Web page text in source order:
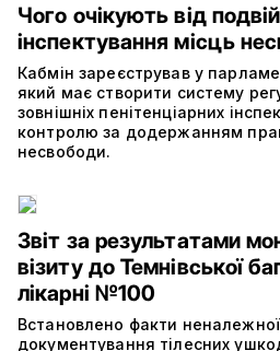
Чого очікують від
інспектування місць
Кабмін зареєстрував у
який має створити систему
зовнішніх пенітенціарних
контролю за додержанням
несвободи.
Звіт за результатами
візиту до Темнівської
лікарні №100
Встановлено факти неналежної
документування тілесних